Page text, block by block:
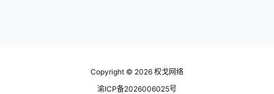
Copyright © 2026 权戈网络
渝ICP备2026006025号